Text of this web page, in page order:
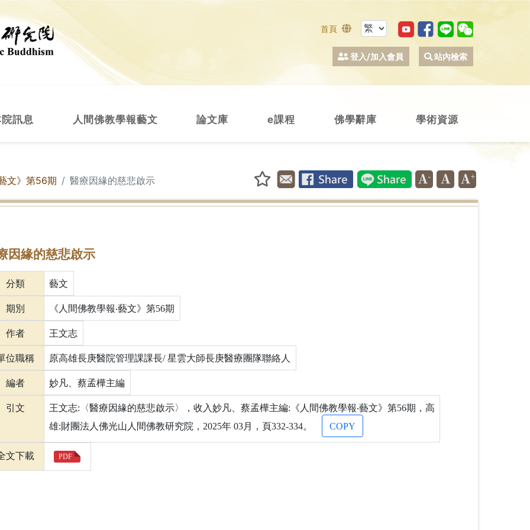
首頁
登入/加入會員 站內檢索
訊息 人間佛教學報藝文 論文庫 e課程 佛學辭庫 學術資源
文》第56期 醫療因緣的慈悲啟示
因緣的慈悲啟示
分類 藝文
期別 《人間佛教學報‧藝文》第56期
作者 王文志
位職稱 原高雄長庚醫院管理課課長/ 星雲大師長庚醫療團隊聯絡人
編者 妙凡、蔡孟樺主編
引文
王文志:〈醫療因緣的慈悲啟示〉，收入妙凡、蔡孟樺主編:《人間佛教學報‧藝文》第56期，高
雄:財團法人佛光山人間佛教研究院，2025年 03月，頁332-334。
COPY
文下載 PDF